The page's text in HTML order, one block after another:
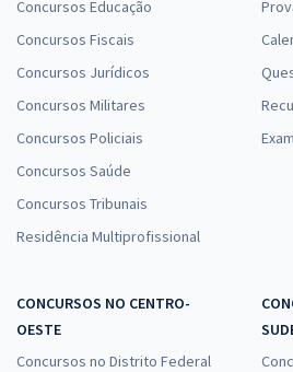
R$
Economize R$
Comprar
SEDF - Secretaria de Educação do DF
Básica - Conhecimentos Específicos
Economize R$
Concursos Educação
Concursos Fiscais
Concursos Jurídicos
Concursos Militares
Concursos Policiais
Concursos Saúde
Concursos Tribunais
Residência Multiprofissional
CONCURSOS NO CENTRO-
OESTE
Concursos no Distrito Federal